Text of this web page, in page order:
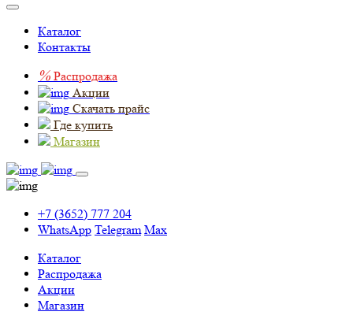
Каталог
Контакты
% Распродажа
Акции
Скачать прайс
Где купить
Магазин
+7 (3652) 777 204
WhatsApp Telegram Max
Каталог
Распродажа
Акции
Магазин